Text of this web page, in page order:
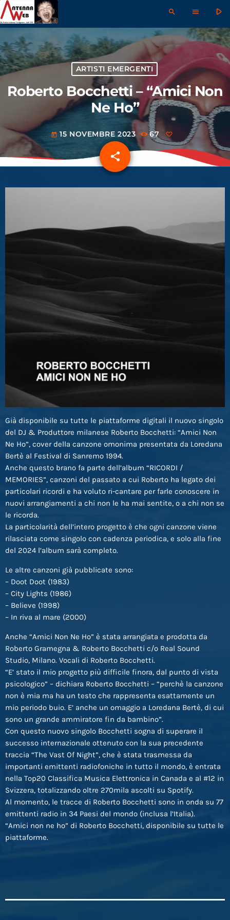
search menu play_arrow
ARTISTI EMERGENTI
Roberto Bocchetti – “Amici Non
Ne Ho”
today 15 NOVEMBRE 2023 67
share
email
Già disponibile su tutte le piattaforme digitali il nuovo singolo
del DJ & Produttore milanese Roberto Bocchetti: “Amici Non
Ne Ho”, cover della canzone omonima presentata da Loredana
Bertè al Festival di Sanremo 1994.
Anche questo brano fa parte dell’album “RICORDI /
MEMORIES”, canzoni del passato a cui Roberto ha legato dei
particolari ricordi e ha voluto ri-cantare per farle conoscere in
nuovi arrangiamenti a chi non le ha mai sentite, o a chi non se
le ricorda.
La particolarità dell’intero progetto è che ogni canzone viene
rilasciata come singolo con cadenza periodica, e solo alla fine
del 2024 l’album sarà completo.
Le altre canzoni già pubblicate sono:
– Doot Doot (1983)
– City Lights (1986)
– Believe (1998)
– In riva al mare (2000)
Anche “Amici Non Ne Ho” è stata arrangiata e prodotta da
Roberto Gramegna & Roberto Bocchetti c/o Real Sound
Studio, Milano. Vocali di Roberto Bocchetti.
“E’ stato il mio progetto più difficile finora, dal punto di vista
psicologico” – dichiara Roberto Bocchetti – “perchè la canzone
non è mia ma ha un testo che rappresenta esattamente un
mio periodo buio. E’ anche un omaggio a Loredana Bertè, di cui
sono un grande ammiratore fin da bambino”.
Con questo nuovo singolo Bocchetti sogna di superare il
successo internazionale ottenuto con la sua precedente
traccia “The Vast Of Night”, che è stata trasmessa da
importanti emittenti radiofoniche in tutto il mondo, è entrata
nella Top20 Classifica Musica Elettronica in Canada e al #12 in
Svizzera, totalizzando oltre 270mila ascolti su Spotify.
Al momento, le tracce di Roberto Bocchetti sono in onda su 77
emittenti radio in 34 Paesi del mondo (inclusa l’Italia).
“Amici non ne ho” di Roberto Bocchetti, disponibile su tutte le
piattaforme.